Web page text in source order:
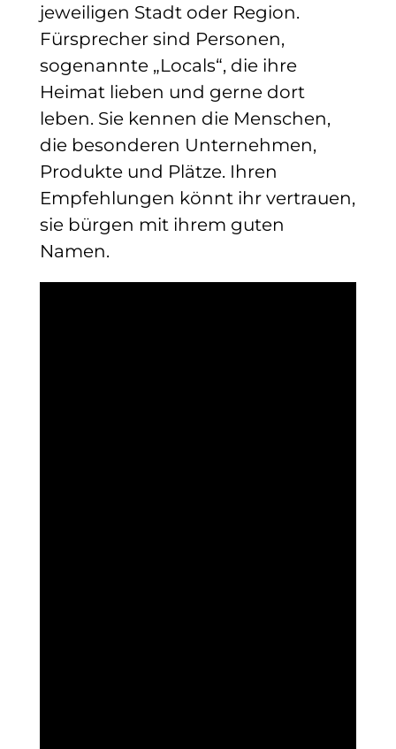
jeweiligen Stadt oder Region.
Fürsprecher sind Personen,
sogenannte „Locals“, die ihre
Heimat lieben und gerne dort
leben. Sie kennen die Menschen,
die besonderen Unternehmen,
Produkte und Plätze. Ihren
Empfehlungen könnt ihr vertrauen,
sie bürgen mit ihrem guten
Namen.